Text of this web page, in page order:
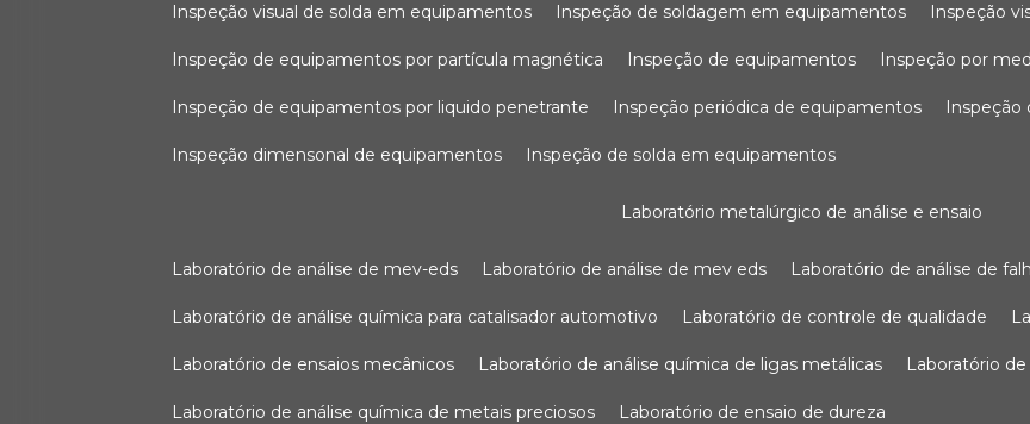
inspeção visual de solda em equipamentos inspeção de soldagem em equipamentos inspeção
inspeção de equipamentos por partícula magnética inspeção de equipamentos inspeção por
inspeção de equipamentos por liquido penetrante inspeção periódica de equipamentos
inspeção dimensonal de equipamentos inspeção de solda em equipamentos
laboratório metalúrgico de análise e ensaio
laboratório de análise de mev-eds laboratório de análise de mev eds laboratório de análise de
laboratório de análise química para catalisador automotivo laboratório de controle de qualidade
laboratório de ensaios mecânicos laboratório de análise química de ligas metálicas laboratório
laboratório de análise química de metais preciosos laboratório de ensaio de dureza